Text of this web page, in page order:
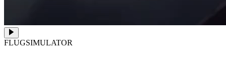
FLUGSIMULATOR